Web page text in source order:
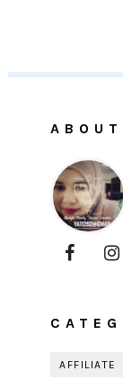
ABOUT
AFFILIATE